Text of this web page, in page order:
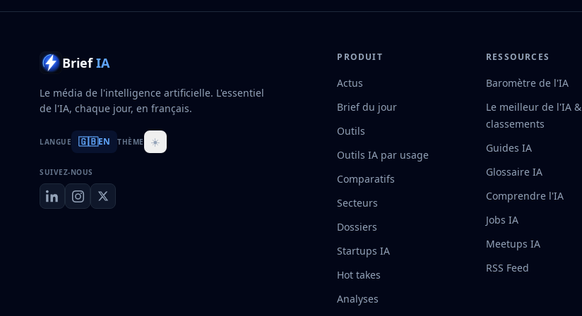
Brief IA
Le média de l'intelligence artificielle. L'essentiel
de l'IA, chaque jour, en français.
LANGUE 🇬🇧EN THÈME ☀️
SUIVEZ-NOUS
PRODUIT
Actus
Brief du jour
Outils
Outils IA par usage
Comparatifs
Secteurs
Dossiers
Startups IA
Hot takes
Analyses
RESSOURCES
Baromètre de l'IA
Le meilleur de l'IA &
classements
Guides IA
Glossaire IA
Comprendre l'IA
Jobs IA
Meetups IA
RSS Feed